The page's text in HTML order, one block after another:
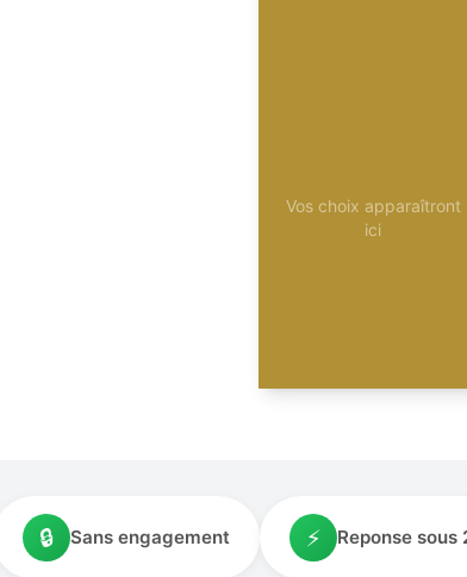
Vos choix apparaîtront
ici
🔒 Sans engagement ⚡ Reponse sous